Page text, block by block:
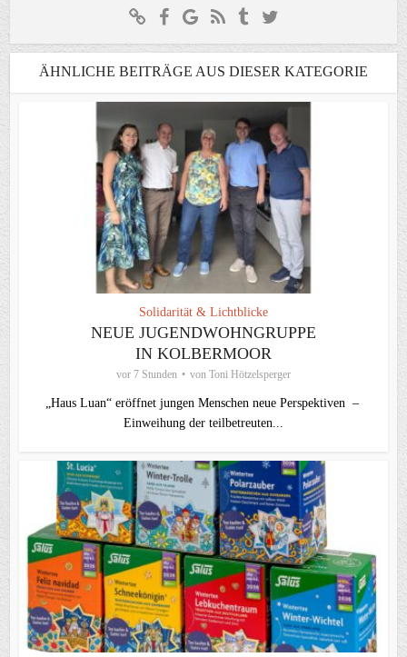
ÄHNLICHE BEITRÄGE AUS DIESER KATEGORIE
Solidarität & Lichtblicke
NEUE JUGENDWOHNGRUPPE
IN KOLBERMOOR
vor 7 Stunden von Toni Hötzelsperger
„Haus Luan“ eröffnet jungen Menschen neue Perspektiven –
Einweihung der teilbetreuten...